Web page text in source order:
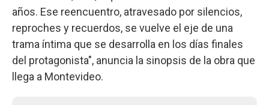
años. Ese reencuentro, atravesado por silencios,
reproches y recuerdos, se vuelve el eje de una
trama íntima que se desarrolla en los días finales
del protagonista", anuncia la sinopsis de la obra que
llega a Montevideo.